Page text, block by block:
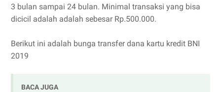
3 bulan sampai 24 bulan. Minimal transaksi yang bisa
dicicil adalah adalah sebesar Rp.500.000.
Berikut ini adalah bunga transfer dana kartu kredit BNI
2019
BACA JUGA